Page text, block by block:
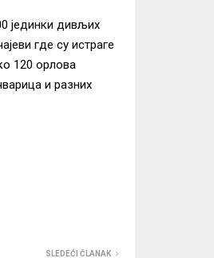
јединки дивљих
где су истраге
120 орлова
и разних
SLEDEĆI ČLANAK